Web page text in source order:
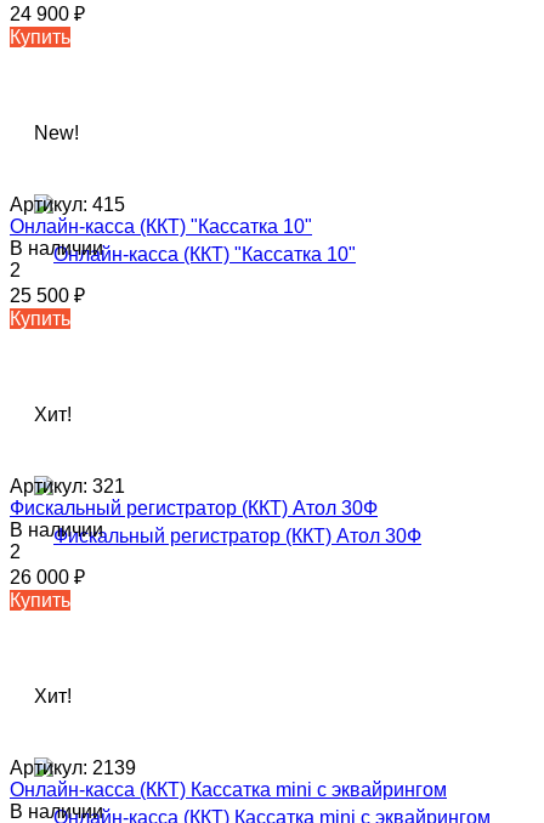
24 900 ₽
Купить
New!
Артикул: 415
Онлайн-касса (ККТ) "Кассатка 10"
В наличии
2
25 500 ₽
Купить
Хит!
Артикул: 321
Фискальный регистратор (ККТ) Атол 30Ф
В наличии
2
26 000 ₽
Купить
Хит!
Артикул: 2139
Онлайн-касса (ККТ) Кассатка mini c эквайрингом
В наличии